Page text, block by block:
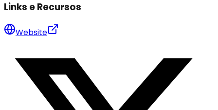
Links e Recursos
Website